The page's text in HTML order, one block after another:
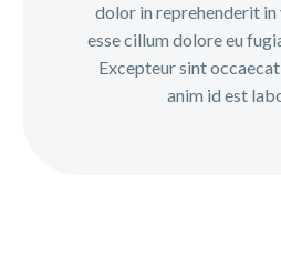
dolor in reprehenderit
esse cillum dolore eu
Excepteur sint
anim id est